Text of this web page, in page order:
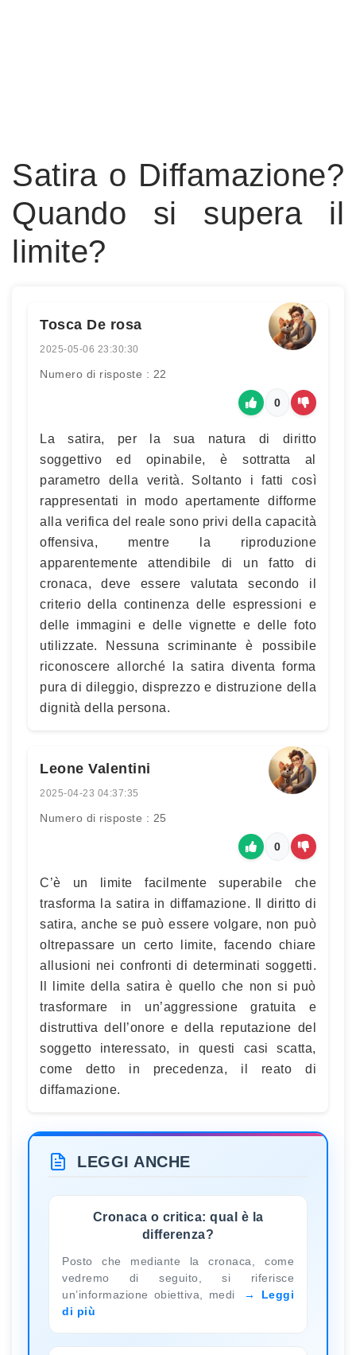
Satira o Diffamazione?
Quando si supera il
limite?
Tosca De rosa
2025-05-06 23:30:30
Numero di risposte : 22
0
La satira, per la sua natura di diritto
soggettivo ed opinabile, è sottratta al
parametro della verità. Soltanto i fatti così
rappresentati in modo apertamente difforme
alla verifica del reale sono privi della capacità
offensiva, mentre la riproduzione
apparentemente attendibile di un fatto di
cronaca, deve essere valutata secondo il
criterio della continenza delle espressioni e
delle immagini e delle vignette e delle foto
utilizzate. Nessuna scriminante è possibile
riconoscere allorché la satira diventa forma
pura di dileggio, disprezzo e distruzione della
dignità della persona.
Leone Valentini
2025-04-23 04:37:35
Numero di risposte : 25
0
C’è un limite facilmente superabile che
trasforma la satira in diffamazione. Il diritto di
satira, anche se può essere volgare, non può
oltrepassare un certo limite, facendo chiare
allusioni nei confronti di determinati soggetti.
Il limite della satira è quello che non si può
trasformare in un’aggressione gratuita e
distruttiva dell’onore e della reputazione del
soggetto interessato, in questi casi scatta,
come detto in precedenza, il reato di
diffamazione.
LEGGI ANCHE
Cronaca o critica: qual è la
differenza?
Posto che mediante la cronaca, come
vedremo di seguito, si riferisce
un’informazione obiettiva, medi
Leggi
di più